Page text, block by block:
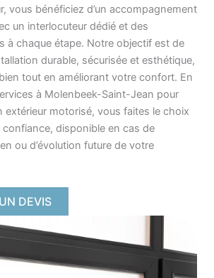
vous bénéficiez d’un accompagnement
un interlocuteur dédié et des
à chaque étape. Notre objectif est de
durable, sécurisée et esthétique,
tout en améliorant votre confort. En
à Molenbeek-Saint-Jean pour
extérieur motorisé, vous faites le choix
confiance, disponible en cas de
ou d’évolution future de votre
DEVIS